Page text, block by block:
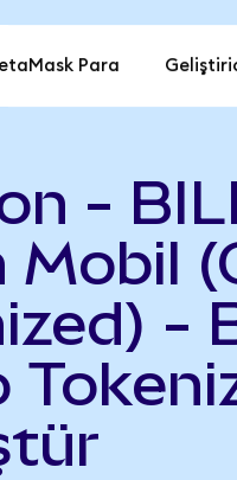
Para
-
Mobil
-